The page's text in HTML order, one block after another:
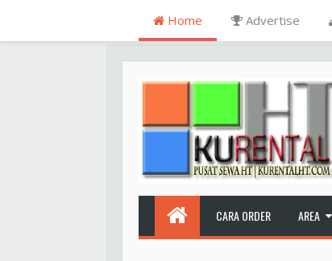
Home Advertise
CARA ORDER AREA